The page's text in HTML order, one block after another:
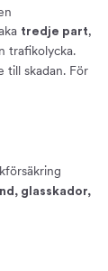
tredje part,
trafikolycka.
till skadan. För
glasskador,